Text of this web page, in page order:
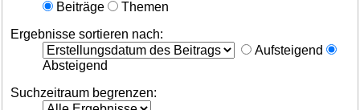
Beiträge
Themen
Ergebnisse sortieren nach:
Aufsteigend
Absteigend
Suchzeitraum begrenzen: